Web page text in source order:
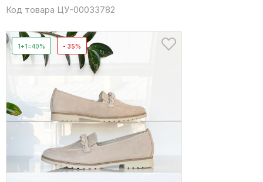
Код товара ЦУ-00033782
1+1=40% - 35%